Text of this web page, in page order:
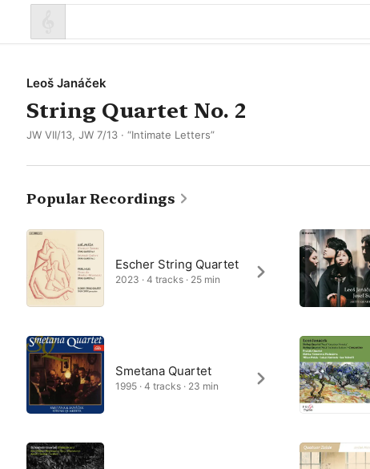
Leoš Janáček
String Quartet No. 2
JW VII/13, JW 7/13 · “Intimate Letters”
Popular Recordings
Escher String Quartet
2023 · 4 tracks · 25 min
Smetana Quartet
1995 · 4 tracks · 23 min